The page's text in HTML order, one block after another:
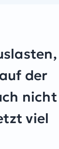
der
nicht
viel